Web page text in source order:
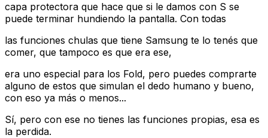
capa protectora que hace que si le damos con S se
puede terminar hundiendo la pantalla. Con todas
las funciones chulas que tiene Samsung te lo tenés que
comer, que tampoco es que era ese,
era uno especial para los Fold, pero puedes comprarte
alguno de estos que simulan el dedo humano y bueno,
con eso ya más o menos...
Sí, pero con ese no tienes las funciones propias, esa es
la perdida.